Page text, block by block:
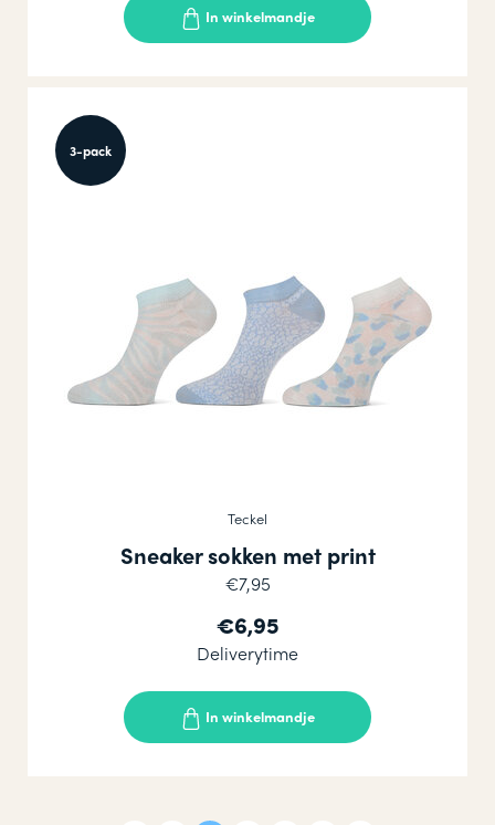
In winkelmandje
3-pack
Teckel
Sneaker sokken met print
€7,95
€6,95
Deliverytime
In winkelmandje